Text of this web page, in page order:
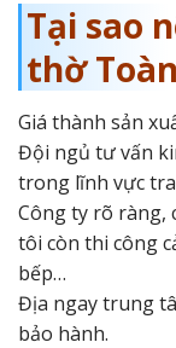
Tại sao
thờ
Giá thành sản
Đội ngủ tư vấn
trong lĩnh vực
Công ty rõ ràng,
tôi còn thi công
bếp…
Địa ngay trung
bảo hành.